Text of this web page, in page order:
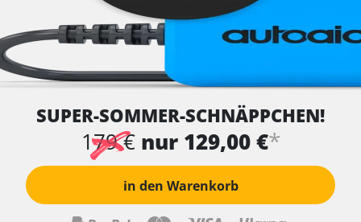
SUPER-SOMMER-SCHNÄPPCHEN!
179 € nur 129,00 €*
in den Warenkorb